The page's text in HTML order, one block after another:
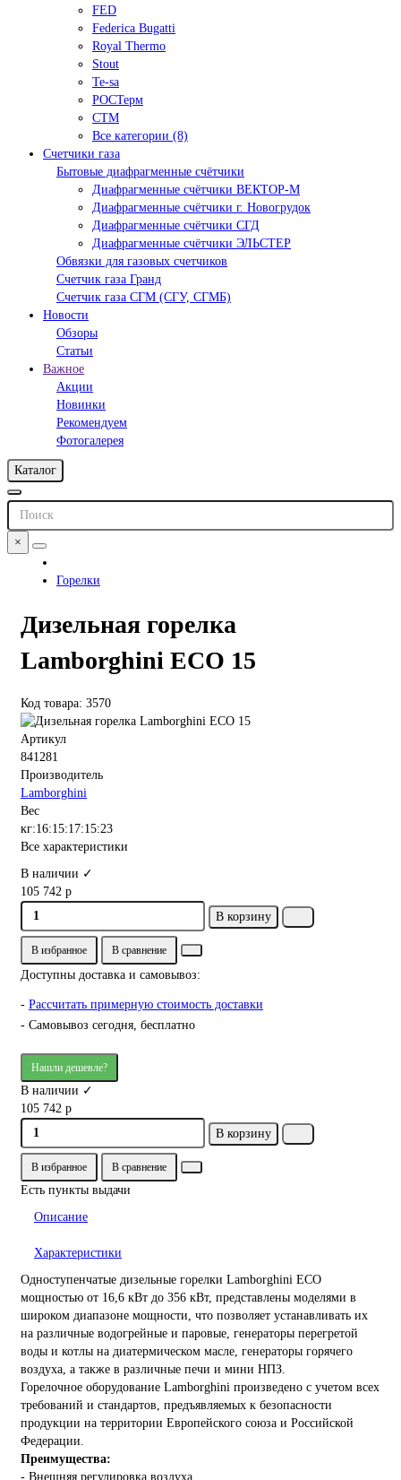
FED
Federica Bugatti
Royal Thermo
Stout
Te-sa
РОСТерм
СТМ
Все категории (8)
Счетчики газа
Бытовые диафрагменные счётчики
Диафрагменные счётчики ВЕКТОР-М
Диафрагменные счётчики г. Новогрудок
Диафрагменные счётчики СГД
Диафрагменные счётчики ЭЛЬСТЕР
Обвязки для газовых счетчиков
Счетчик газа Гранд
Счетчик газа СГМ (СГУ, СГМБ)
Новости
Обзоры
Статьи
Важное
Акции
Новинки
Рекомендуем
Фотогалерея
Каталог
×
Горелки
Дизельная горелка
Lamborghini ECO 15
Код товара: 3570
Артикул
841281
Производитель
Lamborghini
Вес
кг:16:15:17:15:23
Все характеристики
В наличии ✓
105 742 р
В корзину
В избранное В сравнение
Доступны доставка и самовывоз:
- Рассчитать примерную стоимость доставки
- Самовывоз сегодня, бесплатно
Нашли дешевле?
В наличии ✓
105 742 р
В корзину
В избранное В сравнение
Есть пункты выдачи
Описание
Характеристики
Одноступенчатые дизельные горелки Lamborghini ECO
мощностью от 16,6 кВт до 356 кВт, представлены моделями в
широком диапазоне мощности, что позволяет устанавливать их
на различные водогрейные и паровые, генераторы перегретой
воды и котлы на диатермическом масле, генераторы горячего
воздуха, а также в различные печи и мини НПЗ.
Горелочное оборудование Lamborghini произведено с учетом всех
требований и стандартов, предъявляемых к безопасности
продукции на территории Европейского союза и Российской
Федерации.
Преимущества:
- Внешняя регулировка воздуха